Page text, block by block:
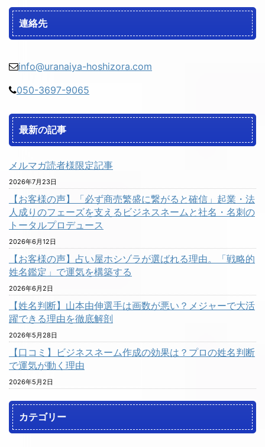
連絡先
info@uranaiya-hoshizora.com
050-3697-9065
最新の記事
メルマガ読者様限定記事
2026年7月23日
【お客様の声】「必ず商売繁盛に繋がると確信」起業・法
人成りのフェーズを支えるビジネスネームと社名・名刺の
トータルプロデュース
2026年6月12日
【お客様の声】占い屋ホシゾラが選ばれる理由。「戦略的
姓名鑑定」で運気を構築する
2026年6月2日
【姓名判断】山本由伸選手は画数が悪い？メジャーで大活
躍できる理由を徹底解剖
2026年5月28日
【口コミ】ビジネスネーム作成の効果は？プロの姓名判断
で運気が動く理由
2026年5月2日
カテゴリー